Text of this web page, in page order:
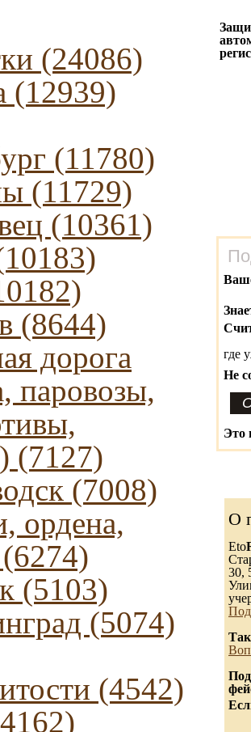
(24086)
(12939)
(11780)
(11729)
(10361)
(8644)
дорога
паровозы,
(7127)
(7008)
ордена,
(5103)
(5074)
(4542)
где
Не
Это
О
Eto
30,